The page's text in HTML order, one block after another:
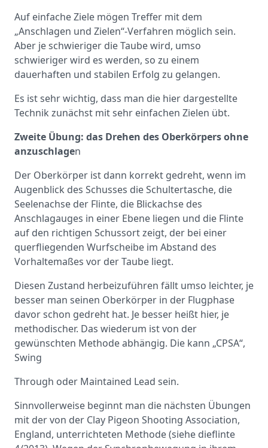
Auf einfache Ziele mögen Treffer mit dem
„Anschlagen und Zielen“-Verfahren möglich sein.
Aber je schwieriger die Taube wird, umso
schwieriger wird es werden, so zu einem
dauerhaften und stabilen Erfolg zu gelangen.
Es ist sehr wichtig, dass man die hier dargestellte
Technik zunächst mit sehr einfachen Zielen übt.
Zweite Übung: das Drehen des Oberkörpers ohne
anzuschlagen
Der Oberkörper ist dann korrekt gedreht, wenn im
Augenblick des Schusses die Schultertasche, die
Seelenachse der Flinte, die Blickachse des
Anschlagauges in einer Ebene liegen und die Flinte
auf den richtigen Schussort zeigt, der bei einer
querfliegenden Wurfscheibe im Abstand des
Vorhaltemaßes vor der Taube liegt.
Diesen Zustand herbeizuführen fällt umso leichter, je
besser man seinen Oberkörper in der Flugphase
davor schon gedreht hat. Je besser heißt hier, je
methodischer. Das wiederum ist von der
gewünschten Methode abhängig. Die kann „CPSA“,
Swing
Through oder Maintained Lead sein.
Sinnvollerweise beginnt man die nächsten Übungen
mit der von der Clay Pigeon Shooting Association,
England, unterrichteten Methode (siehe dieflinte